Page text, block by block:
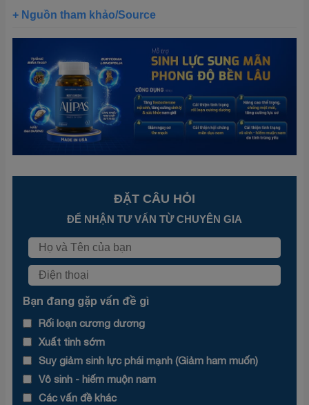
+ Nguồn tham khảo/Source
ĐẶT CÂU HỎI
ĐỂ NHẬN TƯ VẤN TỪ CHUYÊN GIA
Bạn đang gặp vấn đề gì
Rối loạn cương dương
Xuất tinh sớm
Suy giảm sinh lực phái mạnh (Giảm ham muốn)
Vô sinh - hiếm muộn nam
Các vấn đề khác